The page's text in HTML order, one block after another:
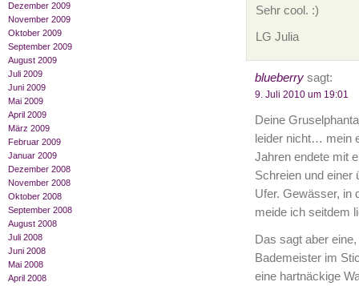
Dezember 2009
November 2009
Oktober 2009
September 2009
August 2009
Juli 2009
Juni 2009
Mai 2009
April 2009
März 2009
Februar 2009
Januar 2009
Dezember 2008
November 2008
Oktober 2008
September 2008
August 2008
Juli 2008
Juni 2008
Mai 2008
April 2008
Sehr cool. :)
LG Julia
blueberrysagt:
9. Juli 2010 um 19:01
Deine
leider nicht… mein
Jahren endete mit
Schreien und einer
Ufer. Gewässer, in
meide ich seitdem
Das sagt aber
Bademeister im
eine hartnäckige